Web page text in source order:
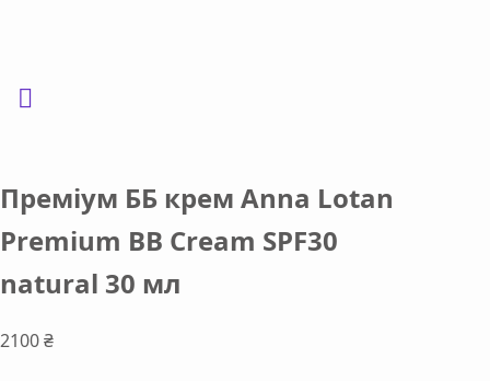
Преміум ББ крем Anna Lotan
Premium BB Cream SPF30
natural 30 мл
2100₴